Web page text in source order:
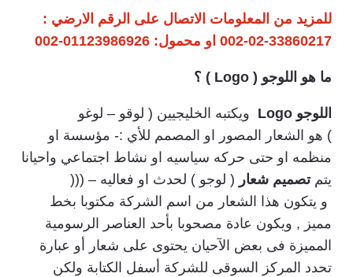
للمزيد من المعلومات الاتصال على الرقم الارضي :
33860217-02-002 او محمول: 01123986926-002
ما هو اللوجو ( Logo ) ؟
اللوجو Logo
ويكتبه الخليجيين ( لوقو – لوغو
) هو الشعار المصور او المصمم للأي :- مؤسسة او
منظمه او حتى حركه سياسيه او نشاط اجتماعي واحيانا
يتمتصميم شعار ( لوجو ) لحدث او فعاليه – (((
و يتكون هذا الشعار من اسم الشركة مكتوبا بخط
مميز , ويكون عادة مصحوبا بأحد العناصر الرسومية
المميزة فى بعض الآحيان يحتوى على شعار أو عبارة
تحدد المركز السوقى للشركة أسفل الكتابة ولكن